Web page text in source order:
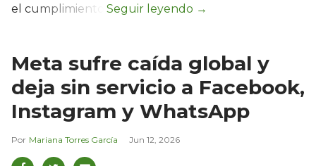
el cumplimiento.
Meta sufre caída global y
deja sin servicio a Facebook,
Instagram y WhatsApp
Mariana Torres García Jun 12, 2026